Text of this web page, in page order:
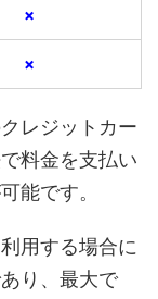
×
×
レジットカー
料金を支払い
能です。
用する場合に
り、最大で